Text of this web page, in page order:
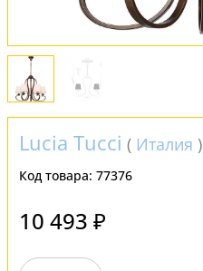
Lucia Tucci ( Италия )
Код товара: 77376
10 493 ₽